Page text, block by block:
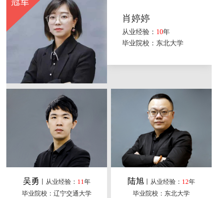
肖婷婷
从业经验： 10年
毕业院校：东北大学
吴勇 丨从业经验： 11年
毕业院校：辽宁交通大学
陆旭丨从业经验： 12年
毕业院校：东北大学